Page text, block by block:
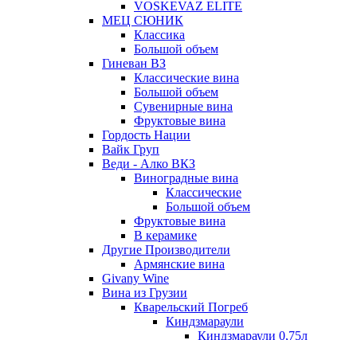
VOSKEVAZ ELITE
МЕЦ СЮНИК
Классика
Большой объем
Гиневан ВЗ
Классические вина
Большой объем
Сувенирные вина
Фруктовые вина
Гордость Нации
Вайк Груп
Веди - Алко ВКЗ
Виноградные вина
Классические
Большой объем
Фруктовые вина
В керамике
Другие Производители
Армянские вина
Givany Wine
Вина из Грузии
Кварельский Погреб
Киндзмараули
Киндзмараули 0,75л